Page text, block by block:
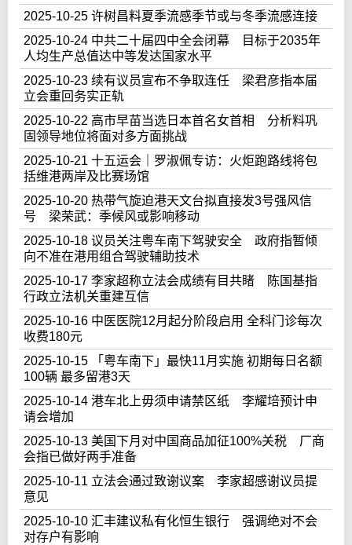
2025-10-25 许树昌料夏季流感季节或与冬季流感连接
2025-10-24 中共二十届四中全会闭幕 目标于2035年
人均生产总值达中等发达国家水平
2025-10-23 续有议员宣布不争取连任 梁君彦指本届
立会重回务实正轨
2025-10-22 高市早苗当选日本首名女首相 分析料巩
固领导地位将面对多方面挑战
2025-10-21 十五运会｜罗淑佩专访：火炬跑路线将包
括维港两岸及比赛场馆
2025-10-20 热带气旋迫港天文台拟直接发3号强风信
号 梁荣武：季候风或影响移动
2025-10-18 议员关注粤车南下驾驶安全 政府指暂倾
向不准在港用组合驾驶辅助技术
2025-10-17 李家超称立法会成绩有目共睹 陈国基指
行政立法机关重建互信
2025-10-16 中医医院12月起分阶段启用 全科门诊每次
收费180元
2025-10-15 「粤车南下」最快11月实施 初期每日名额
100辆 最多留港3天
2025-10-14 港车北上毋须申请禁区纸 李耀培预计申
请会增加
2025-10-13 美国下月对中国商品加征100%关税 厂商
会指已做好两手准备
2025-10-11 立法会通过致谢议案 李家超感谢议员提
意见
2025-10-10 汇丰建议私有化恒生银行 强调绝对不会
对存户有影响